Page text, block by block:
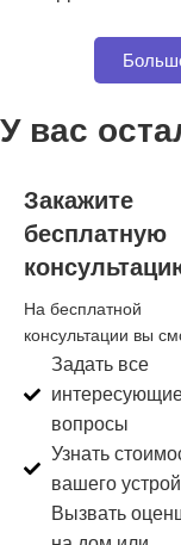
Можно продать
Apple
У вас
Закажите
бесплатную
На бесплатной
консультации вы
Задать все
вопросы
Узнать
вашего
Вызвать